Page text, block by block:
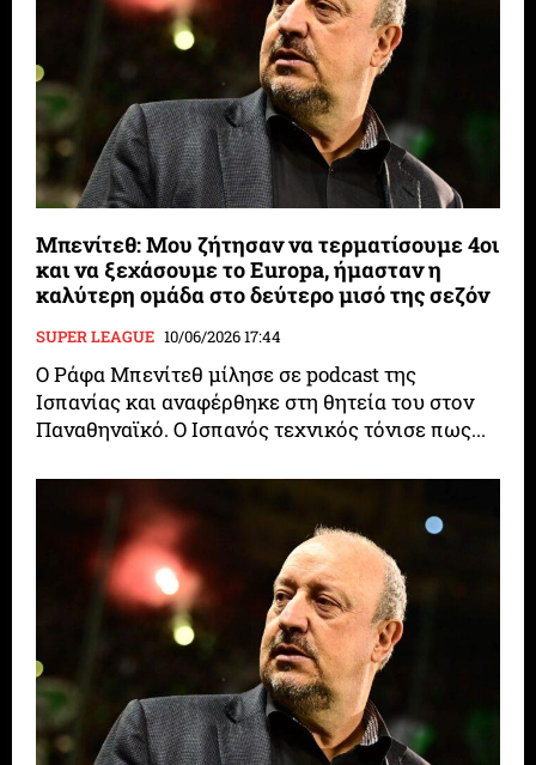
Μπενίτεθ: Μου ζήτησαν να τερματίσουμε 4οι
και να ξεχάσουμε το Europa, ήμασταν η
καλύτερη ομάδα στο δεύτερο μισό της σεζόν
SUPER LEAGUE 10/06/2026 17:44
Ο Ράφα Μπενίτεθ μίλησε σε podcast της
Ισπανίας και αναφέρθηκε στη θητεία του στον
Παναθηναϊκό. Ο Ισπανός τεχνικός τόνισε πως...